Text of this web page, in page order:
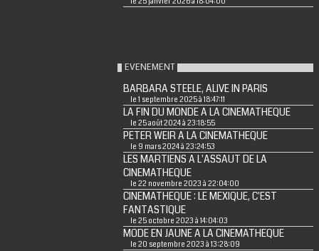
EVENEMENT
BARBARA STEELE, ALIVE IN PARIS
le 1 septembre 2025 à 18:47:11
LA FIN DU MONDE A LA CINEMATHEQUE
le 25 août 2024 à 23:18:55
PETER WEIR A LA CINEMATHEQUE
le 9 mars 2024 à 23:24:53
LES MARTIENS A L'ASSAUT DE LA
CINEMATHEQUE
le 22 novembre 2023 à 22:04:00
CINEMATHEQUE : LE MEXIQUE, C'EST
FANTASTIQUE
le 25 octobre 2023 à 14:04:03
MODE EN JAUNE A LA CINEMATHEQUE
le 20 septembre 2023 à 13:28:09